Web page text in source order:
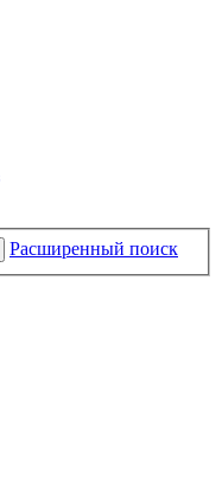
Расширенный поиск